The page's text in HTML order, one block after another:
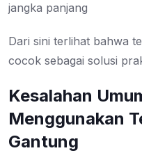
jangka panjang
Dari sini terlihat bahwa
cocok sebagai solusi
Kesalahan
Menggunakan
Gantung